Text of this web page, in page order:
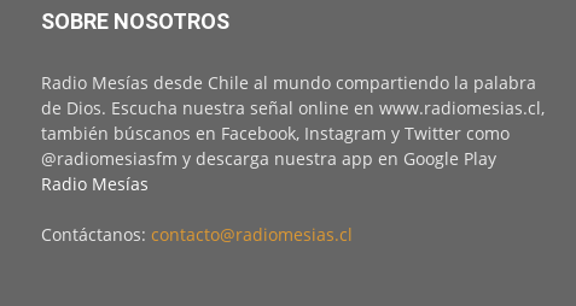
SOBRE NOSOTROS
Radio Mesías desde Chile al mundo compartiendo la palabra
de Dios. Escucha nuestra señal online en www.radiomesias.cl,
también búscanos en Facebook, Instagram y Twitter como
@radiomesiasfm y descarga nuestra app en Google Play
Radio Mesías
Contáctanos: contacto@radiomesias.cl